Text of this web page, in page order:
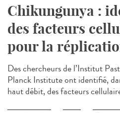
Chikungunya :
des facteurs
pour la
Des chercheurs de l’Institut
Planck Institute ont identifié,
haut débit, des facteurs